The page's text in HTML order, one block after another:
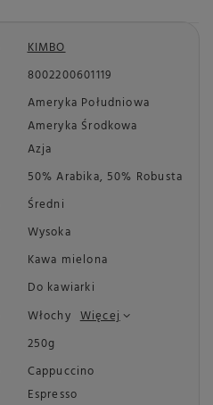
KIMBO
8002200601119
Ameryka Południowa
Ameryka Środkowa
Azja
50% Arabika, 50% Robusta
Średni
Wysoka
Kawa mielona
Do kawiarki
Włochy Więcej
250g
Cappuccino
Espresso